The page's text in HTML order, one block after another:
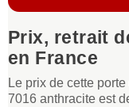
Prix, retrait
en France
Le prix de cette
7016 anthracite est